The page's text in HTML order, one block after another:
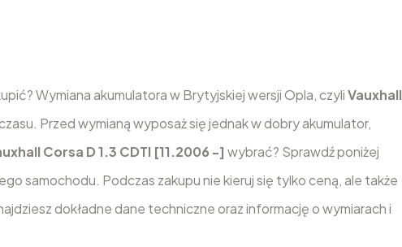
Wymiana akumulatora w Brytyjskiej wersji Opla, czyliVauxhall
Przed wymianą wyposaż się jednak w dobry akumulator,
Corsa D 1.3 CDTI [11.2006 -] wybrać? Sprawdź poniżej
samochodu. Podczas zakupu nie kieruj się tylko ceną, ale także
dokładne dane techniczne oraz informację o wymiarach i